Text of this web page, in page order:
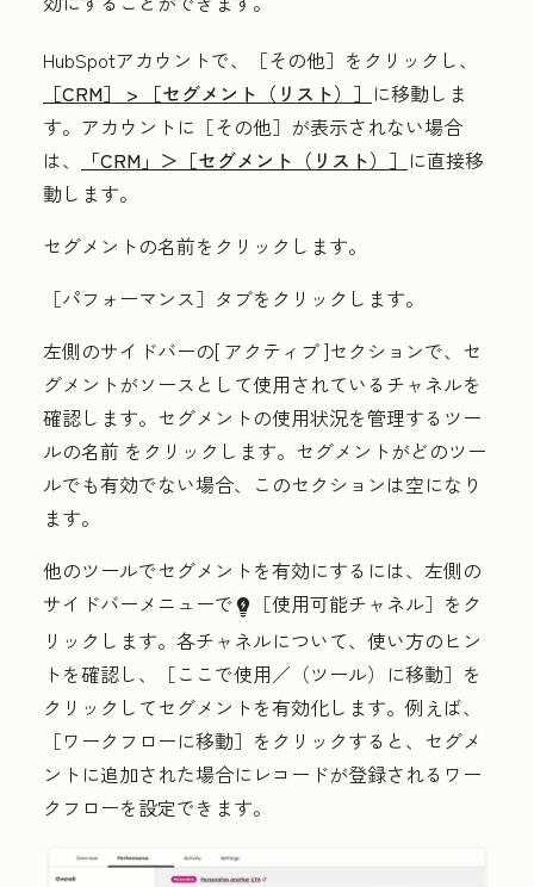
HubSpotアカウントで、
［その他］をクリックし、
［CRM］ >
［セグメント（リスト）］ に移動しま
す。アカウントに ［その他］が表示されない場合
は、
「CRM」＞ ［セグメント（リスト）］ に直接移
動します。
セグメントの名前をクリックします。
［パフォーマンス］タブをクリックします。
左側のサイドバーの[ アクティブ]セクションで、セ
グメントがソースとして使用されているチャネルを
確認します。セグメントの使用状況を管理するツー
ルの名前 をクリックします。セグメントがどのツー
ルでも有効でない場合、このセクションは空になり
ます。
他のツールでセグメントを有効にするには、左側の
サイドバーメニューで bulbIcon
［使用可能チャネル］をク
リックします。各チャネルについて、使い方のヒン
トを確認し、
［ここで使用／（ツール）に移動］を
クリックしてセグメントを有効化します。例えば、
［ワークフローに移動］をクリックすると、セグメ
ントに追加された場合にレコードが登録されるワー
クフローを設定できます。